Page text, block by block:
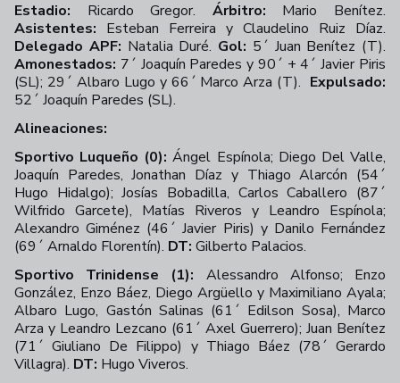
Estadio: Ricardo Gregor. Árbitro: Mario Benítez.
Asistentes: Esteban Ferreira y Claudelino Ruiz Díaz.
Delegado APF: Natalia Duré. Gol: 5´ Juan Benítez (T).
Amonestados: 7´ Joaquín Paredes y 90´ + 4´ Javier Piris
(SL); 29´ Albaro Lugo y 66´ Marco Arza (T). Expulsado:
52´ Joaquín Paredes (SL).
Alineaciones:
Sportivo Luqueño (0): Ángel Espínola; Diego Del Valle,
Joaquín Paredes, Jonathan Díaz y Thiago Alarcón (54´
Hugo Hidalgo); Josías Bobadilla, Carlos Caballero (87´
Wilfrido Garcete), Matías Riveros y Leandro Espínola;
Alexandro Giménez (46´ Javier Piris) y Danilo Fernández
(69´ Arnaldo Florentín). DT: Gilberto Palacios.
Sportivo Trinidense (1): Alessandro Alfonso; Enzo
González, Enzo Báez, Diego Argüello y Maximiliano Ayala;
Albaro Lugo, Gastón Salinas (61´ Edilson Sosa), Marco
Arza y Leandro Lezcano (61´ Axel Guerrero); Juan Benítez
(71´ Giuliano De Filippo) y Thiago Báez (78´ Gerardo
Villagra). DT: Hugo Viveros.